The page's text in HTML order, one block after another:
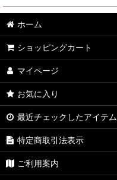
ホーム
ショッピングカート
マイページ
お気に入り
最近チェックしたアイテム
特定商取引法表示
ご利用案内